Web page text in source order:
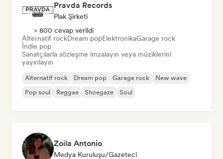
Pravda Records
Plak Şirketi
> 800 cevap verildi
Alternatif rockDream popElektronikaGarage rock
İndie pop
Sanatçılarla sözleşme imzalayın veya müziklerini
yayınlayın
Alternatif rock Dream pop Garage rock
New wave
Pop soul
Reggae Shoegaze Soul
Zoila Antonio
Medya Kuruluşu/Gazeteci